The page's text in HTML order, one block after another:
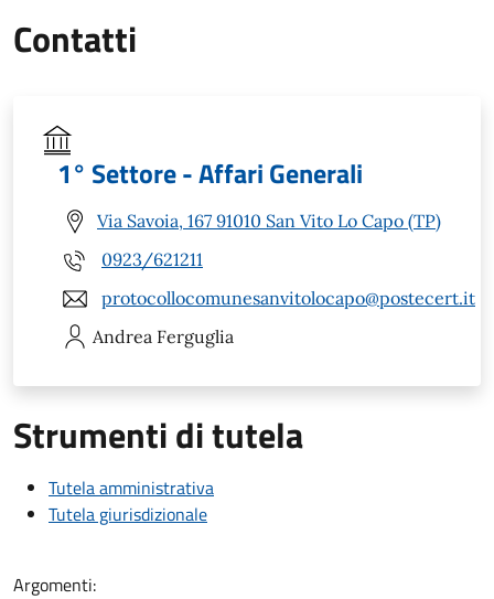
Contatti
1° Settore - Affari Generali
Via Savoia, 167 91010 San Vito Lo Capo (TP)
0923/621211
protocollocomunesanvitolocapo@postecert.it
Andrea Ferguglia
Strumenti di tutela
Tutela amministrativa
Tutela giurisdizionale
Argomenti: